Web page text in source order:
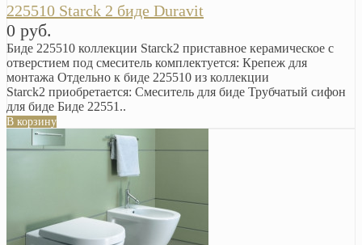
225510 Starck 2 биде Duravit
0 руб.
Биде 225510 коллекции Starck2 приставное керамическое с
отверстием под смеситель комплектуется: Крепеж для
монтажа Отдельно к биде 225510 из коллекции
Starck2 приобретается: Смеситель для биде Трубчатый сифон
для биде Биде 22551..
В корзину